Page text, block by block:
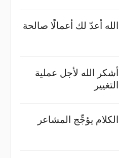
الله أعدّ لك أعمالًا صالحة
أشكر الله لأجل عملية
التغيير
الكلام يؤجِّج المشاعر